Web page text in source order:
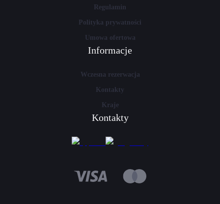
Regulamin
Polityka prywatności
Umowa ofertowa
Informacje
Wczesna rezerwacja
Kontakty
Kraje
Kontakty